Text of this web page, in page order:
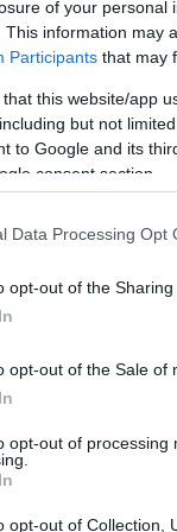
of your personal
This information may
Participants that may
that this website/app
but not
to Google and its
consent section.
Data Processing Opt
opt-out of the
opt-out of the Sale of
opt-out of processing
opt-out of Collection,
15-i hétvégén:
a
a MÁV-Start.
hogy vasárnap
kor indul
és Zuglóban is.
érvényes 33
televonat